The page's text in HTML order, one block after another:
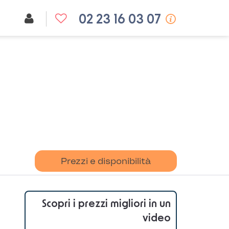
02 23 16 03 07
Prezzi e disponibilità
Scopri i prezzi migliori in un
video